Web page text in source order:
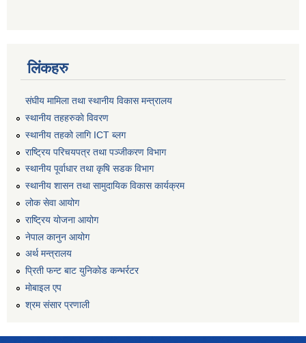
लिंकहरु
संघीय मामिला तथा स्थानीय विकास मन्त्रालय
स्थानीय तहहरुकाे विवरण
स्थानीय तहको लागि ICT ब्लग
राष्‍ट्रिय परिचयपत्र तथा पञ्‍जीकरण विभाग
स्थानीय पूर्वाधार तथा कृषि सडक विभाग
स्थानीय शासन तथा सामुदायिक विकास कार्यक्रम
लोक सेवा आयोग
राष्ट्रिय योजना आयोग
नेपाल कानुन आयोग
अर्थ मन्त्रालय
प्रिती फन्ट बाट युनिकोड कन्भर्रटर
माेबाइल एप
श्रम संसार प्रणाली